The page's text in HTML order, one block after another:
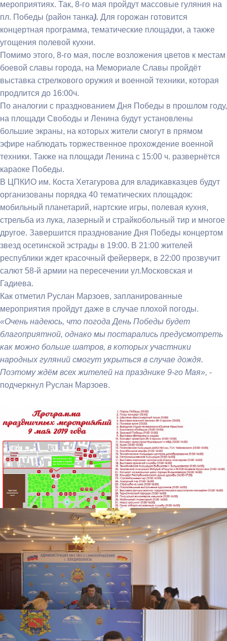
мероприятиях. Так, 8-го мая пройдут массовые гуляния на
пл. Победы (район танка). Для горожан готовится
концертная программа, тематические площадки, а также
угощения полевой кухни.
Помимо этого, 8-го мая, после возложения цветов к местам
боевой славы города, на Мемориале Славы пройдёт
выставка стрелкового оружия и военной техники, которая
продлится до 16:00ч.
По аналогии с празднованием Дня Победы в прошлом году,
на площади Свободы и Ленина будут установлены
большие экраны, на которых жители смогут в прямом
эфире наблюдать торжественное прохождение военной
техники. Также на площади Ленина с 15:00 ч. развернётся
караоке Победы.
В ЦПКИО им. Коста Хетагурова для владикавказцев будут
организованы порядка 40 тематических площадок:
мобильный планетарий, нартские игры, полевая кухня,
стрельба из лука, лазерный и страйкобольный тир и многое
другое. Завершится празднование Дня Победы концертом
звезд осетинской эстрады в 19:00. В 21:00 жителей
республики ждет красочный фейерверк, в 22:00 прозвучит
салют 58-й армии на пересечении ул.Московская и
Гадиева.
Как отметил Руслан Марзоев, запланированные
мероприятия пройдут даже в случае плохой погоды.
«Очень надеюсь, что погода День Победы будет
благоприятной, однако мы постарались предусмотреть
как можно больше шатров, в которых участники
народных гуляний смогут укрыться в случае дождя.
Поэтому ждём всех жителей на празднике 9-го Мая», -
подчеркнул Руслан Марзоев.